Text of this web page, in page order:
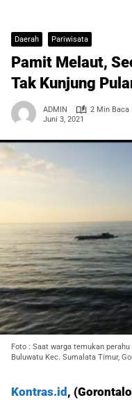
Daerah Pariwisata
Pamit Melaut,
Tak Kunjung
ADMIN
2 Min Baca
Juni 3, 2021
Foto : Saat warga temukan
Buluwatu Kec. Sumalata Timur,
Kontras.id ,